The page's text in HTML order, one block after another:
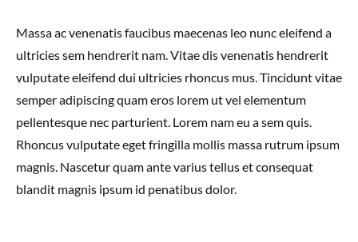
Massa ac venenatis faucibus maecenas leo nunc eleifend a
ultricies sem hendrerit nam. Vitae dis venenatis hendrerit
vulputate eleifend dui ultricies rhoncus mus. Tincidunt vitae
semper adipiscing quam eros lorem ut vel elementum
pellentesque nec parturient. Lorem nam eu a sem quis.
Rhoncus vulputate eget fringilla mollis massa rutrum ipsum
magnis. Nascetur quam ante varius tellus et consequat
blandit magnis ipsum id penatibus dolor.